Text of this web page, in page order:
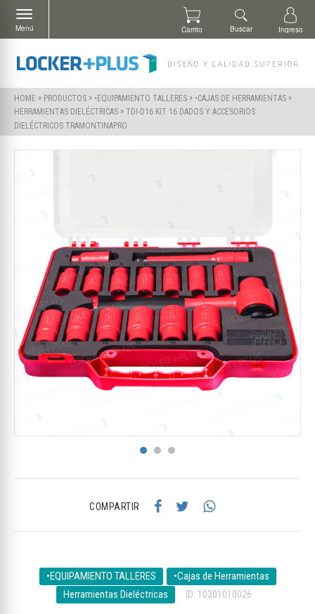
HOME » PRODUCTOS » •EQUIPAMIENTO TALLERES » •CAJAS DE HERRAMIENTAS »
HERRAMIENTAS DIELÉCTRICAS » TDI-D16 KIT 16 DADOS Y ACCESORIOS
DIELÉCTRICOS TRAMONTINAPRO
COMPARTIR
•EQUIPAMIENTO TALLERES
•Cajas de Herramientas
Herramientas Dieléctricas
ID: 10301010026
Menú Carrito Buscar Ingreso